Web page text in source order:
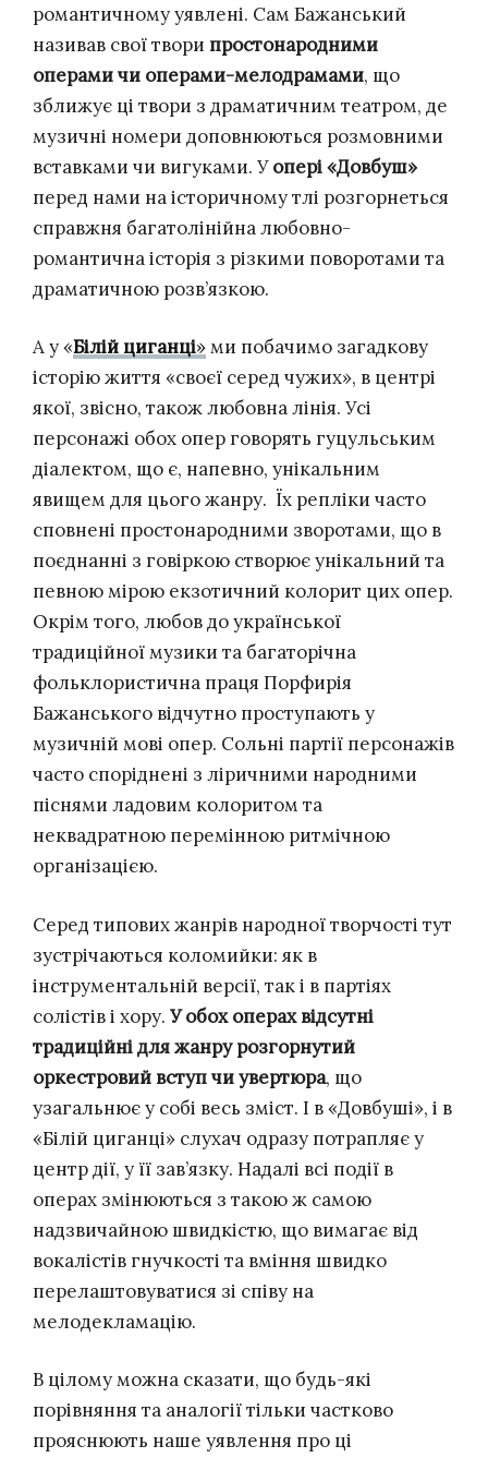
романтичному уявлені. Сам Бажанський
називав свої твори простонародними
операми чи операми-мелодрамами, що
зближує ці твори з драматичним театром, де
музичні номери доповнюються розмовними
вставками чи вигуками. Уопері «Довбуш»
перед нами на історичному тлі розгорнеться
справжня багатолінійна любовно-
романтична історія з різкими поворотами та
драматичною розв’язкою.
А у «Білій циганці»ми побачимо загадкову
історію життя «своєї серед чужих», в центрі
якої, звісно, також любовна лінія. Усі
персонажі обох опер говорять гуцульським
діалектом, що є, напевно, унікальним
явищем для цього жанру. Їх репліки часто
сповнені простонародними зворотами, що в
поєднанні з говіркою створює унікальний та
певною мірою екзотичний колорит цих опер.
Окрім того, любов до української
традиційної музики та багаторічна
фольклористична праця Порфирія
Бажанського відчутно проступають у
музичній мові опер. Сольні партії персонажів
часто споріднені з ліричними народними
піснями ладовим колоритом та
неквадратною перемінною ритмічною
організацією.
Серед типових жанрів народної творчості тут
зустрічаються коломийки: як в
інструментальній версії, так і в партіях
солістів і хору. У обох операх відсутні
традиційні для жанру розгорнутий
оркестровий вступ чи увертюра, що
узагальнює у собі весь зміст. І в «Довбуші», і в
«Білій циганці» слухач одразу потрапляє у
центр дії, у її зав’язку. Надалі всі події в
операх змінюються з такою ж самою
надзвичайною швидкістю, що вимагає від
вокалістів гнучкості та вміння швидко
перелаштовуватися зі співу на
мелодекламацію.
В цілому можна сказати, що будь-які
порівняння та аналогії тільки частково
прояснюють наше уявлення про ці